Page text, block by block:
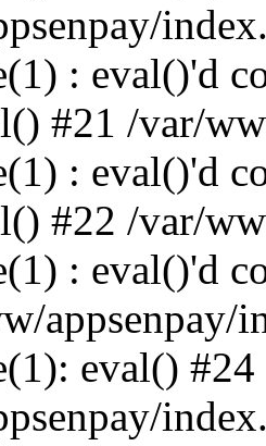
: eval()'d
#21 /var/
: eval()'d
#22 /var/
: eval()'d
appsenpay/
eval() #24